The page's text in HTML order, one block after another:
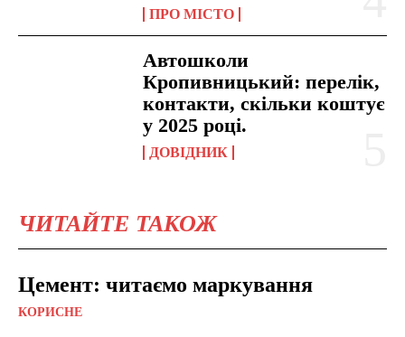
ПРО МІСТО
Автошколи
Кропивницький: перелік,
контакти, скільки коштує
у 2025 році.
ДОВІДНИК
ЧИТАЙТЕ ТАКОЖ
Цемент: читаємо маркування
КОРИСНЕ